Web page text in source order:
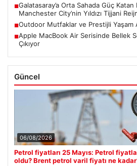
■Galatasaray’a Orta Sahada Güç
Manchester City’nin Yıldızı Tijjani
■Outdoor Mutfaklar ve Prestijli Yaşam
■Apple MacBook Air Serisinde Bellek
Çıkıyor
Güncel
06/08/2026
Petrol fiyatları 25 Mayıs: Petrol
oldu? Brent petrol varil fiyatı ne